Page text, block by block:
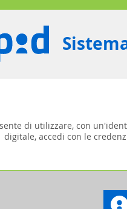
di utilizzare, con
accedi con le